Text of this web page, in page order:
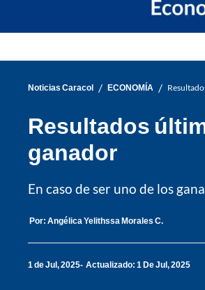
Noticias Caracol / ECONOMÍA /
Resultados
ganador
En caso de ser uno de los
Por: Angélica Yelithssa Morales C.
1 de Jul, 2025 Actualizado: 1 De Jul, 2025